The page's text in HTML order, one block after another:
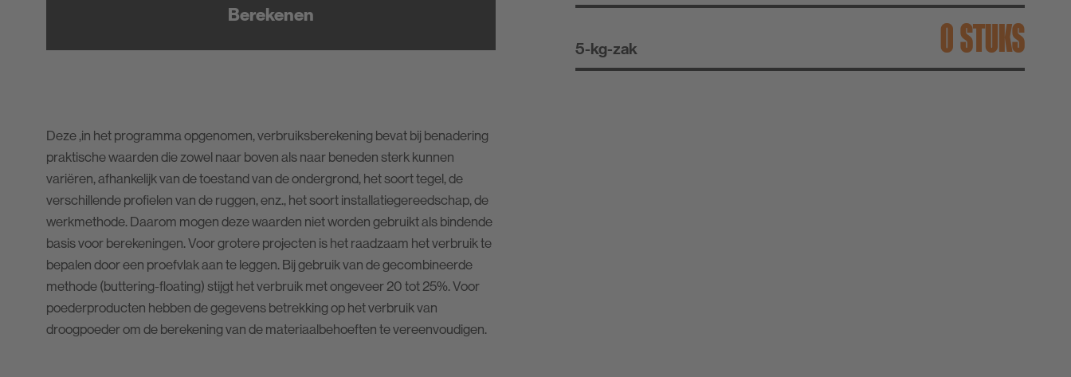
Berekenen
5-kg-zak STUKS
Deze ,in het programma opgenomen, verbruiksberekening bevat bij benadering
praktische waarden die zowel naar boven als naar beneden sterk kunnen
variëren, afhankelijk van de toestand van de ondergrond, het soort tegel, de
verschillende profielen van de ruggen, enz., het soort installatiegereedschap, de
werkmethode. Daarom mogen deze waarden niet worden gebruikt als bindende
basis voor berekeningen. Voor grotere projecten is het raadzaam het verbruik te
bepalen door een proefvlak aan te leggen. Bij gebruik van de gecombineerde
methode (buttering-floating) stijgt het verbruik met ongeveer 20 tot 25%. Voor
poederproducten hebben de gegevens betrekking op het verbruik van
droogpoeder om de berekening van de materiaalbehoeften te vereenvoudigen.